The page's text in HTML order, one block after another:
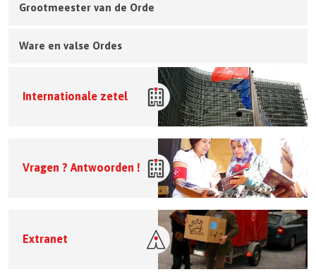
Grootmeester van de Orde
Ware en valse Ordes
Internationale zetel
Vragen ? Antwoorden !
Extranet